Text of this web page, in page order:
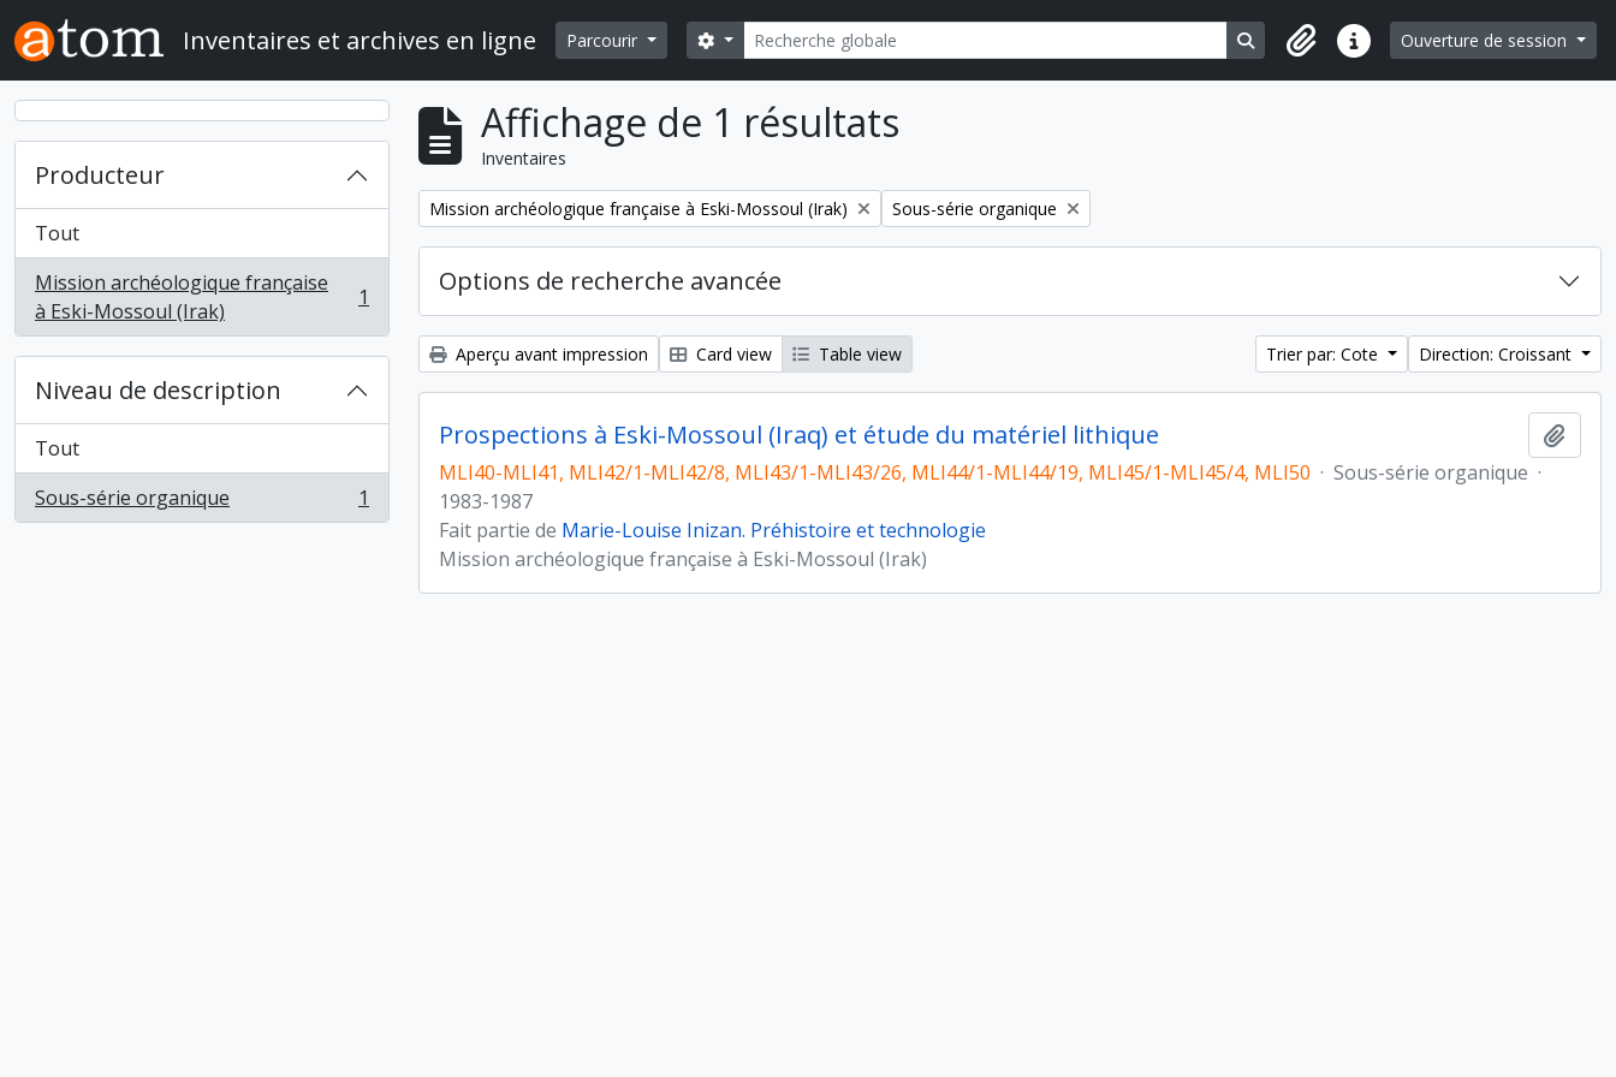
Skip to main content
Inventaires et archives en ligne Parcourir Rechercher
Search options Search in browse page
Liens rapidesOuverture de session
Producteur
Tout
Mission archéologique française
à Eski-Mossoul (Irak)
, 1 résultats 1
Niveau de description
Tout
Sous-série organique
, 1 résultats 1
Affichage de 1 résultats
Inventaires
Remove filter:
Mission archéologique française à Eski-Mossoul (Irak) Remove filter:
Sous-série organique
Options de recherche avancée
Aperçu avant impression Card view Table view Trier par: Cote Direction: Croissant
Prospections à Eski-Mossoul (Iraq) et étude du matériel lithique
MLI40-MLI41, MLI42/1-MLI42/8, MLI43/1-MLI43/26, MLI44/1-MLI44/19, MLI45/1-MLI45/4, MLI50 · Sous-série organique ·
1983-1987
Fait partie de Marie-Louise Inizan. Préhistoire et technologie
Mission archéologique française à Eski-Mossoul (Irak)